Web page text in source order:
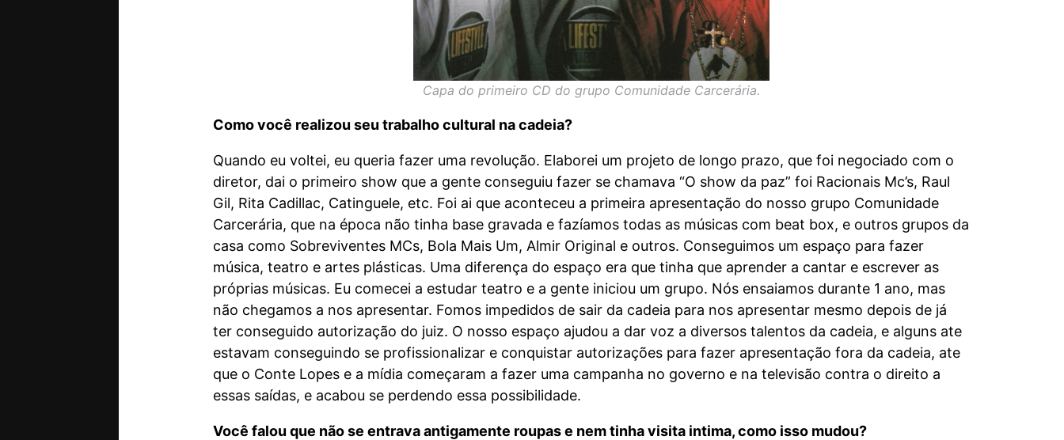
Capa do primeiro CD do grupo Comunidade Carcerária.
Como você realizou seu trabalho cultural na cadeia?
Quando eu voltei, eu queria fazer uma revolução. Elaborei um projeto de longo prazo, que foi negociado com o
diretor, dai o primeiro show que a gente conseguiu fazer se chamava “O show da paz” foi Racionais Mc’s, Raul
Gil, Rita Cadillac, Catinguele, etc. Foi ai que aconteceu a primeira apresentação do nosso grupo Comunidade
Carcerária, que na época não tinha base gravada e fazíamos todas as músicas com beat box, e outros grupos da
casa como Sobreviventes MCs, Bola Mais Um, Almir Original e outros. Conseguimos um espaço para fazer
música, teatro e artes plásticas. Uma diferença do espaço era que tinha que aprender a cantar e escrever as
próprias músicas. Eu comecei a estudar teatro e a gente iniciou um grupo. Nós ensaiamos durante 1 ano, mas
não chegamos a nos apresentar. Fomos impedidos de sair da cadeia para nos apresentar mesmo depois de já
ter conseguido autorização do juiz. O nosso espaço ajudou a dar voz a diversos talentos da cadeia, e alguns ate
estavam conseguindo se profissionalizar e conquistar autorizações para fazer apresentação fora da cadeia, ate
que o Conte Lopes e a mídia começaram a fazer uma campanha no governo e na televisão contra o direito a
essas saídas, e acabou se perdendo essa possibilidade.
Você falou que não se entrava antigamente roupas e nem tinha visita intima, como isso mudou?